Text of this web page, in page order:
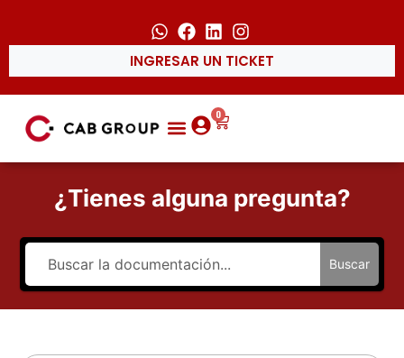
INGRESAR UN TICKET
0
¿Tienes alguna pregunta?
Buscar